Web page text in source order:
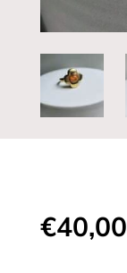
€40,00